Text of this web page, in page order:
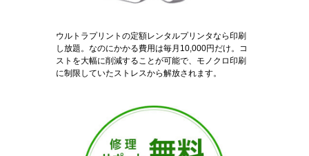
ウルトラプリントの定額レンタルプリンタなら印刷
し放題。なのにかかる費用は毎月10,000円だけ。コ
ストを大幅に削減することが可能で、モノクロ印刷
に制限していたストレスから解放されます。